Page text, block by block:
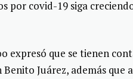
por covid-19 siga
expresó que se tienen
Benito Juárez, además